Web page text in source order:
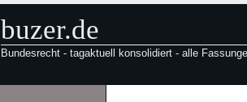
buzer.de
Bundesrecht - tagaktuell konsolidiert - alle